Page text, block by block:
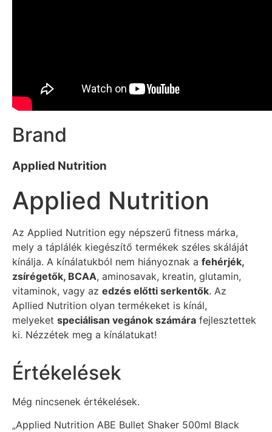
Brand
Applied Nutrition
Applied Nutrition
Az Applied Nutrition egy népszerű fitness márka,
mely a táplálék kiegészítő termékek széles skáláját
kínálja. A kínálatukból nem hiányoznak a fehérjék,
zsírégetők, BCAA, aminosavak, kreatin, glutamin,
vitaminok, vagy az edzés előtti serkentők. Az
Apllied Nutrition olyan termékeket is kínál,
melyeket speciálisan vegánok számára fejlesztettek
ki. Nézzétek meg a kínálatukat!
Értékelések
Még nincsenek értékelések.
„Applied Nutrition ABE Bullet Shaker 500ml Black